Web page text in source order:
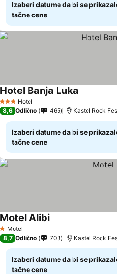
Izaberi datume da bi se
tačne cene
3 Zvezdice
Hotel
Hotel Banja Luka
8,6 Odlično 465 Kastel Rock
Izaberi datume da bi se
tačne cene
1 Zvezdice
Motel
Motel Alibi
8,7 Odlično 703 Kastel Rock
Izaberi datume da bi se
tačne cene